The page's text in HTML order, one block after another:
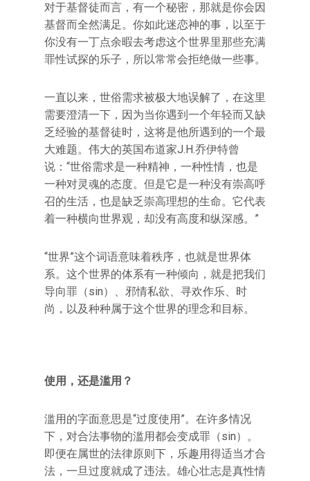
对于基督徒而言，有一个秘密，那就是你会因
基督而全然满足。你如此迷恋神的事，以至于
你没有一丁点余暇去考虑这个世界里那些充满
罪性试探的乐子，所以常常会拒绝做一些事。
一直以来，世俗需求被极大地误解了，在这里
需要澄清一下，因为当你遇到一个年轻而又缺
乏经验的基督徒时，这将是他所遇到的一个最
大难题。伟大的英国布道家J.H.乔伊特曾
说：“世俗需求是一种精神，一种性情，也是
一种对灵魂的态度。但是它是一种没有崇高呼
召的生活，也是缺乏崇高理想的生命。它代表
着一种横向世界观，却没有高度和纵深感。”
“世界”这个词语意味着秩序，也就是世界体
系。这个世界的体系有一种倾向，就是把我们
导向罪（sin）、邪情私欲、寻欢作乐、时
尚，以及种种属于这个世界的理念和目标。
使用，还是滥用？
滥用的字面意思是“过度使用”。在许多情况
下，对合法事物的滥用都会变成罪（sin）。
即便在属世的法律原则下，乐趣用得适当才合
法，一旦过度就成了违法。雄心壮志是真性情